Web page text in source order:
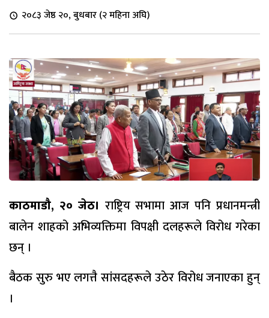
२०८३ जेष्ठ २०, बुधबार (२ महिना अघि)
काठमाडौ, २० जेठ। राष्ट्रिय सभामा आज पनि प्रधानमन्त्री
बालेन शाहको अभिव्यक्तिमा विपक्षी दलहरूले विरोध गरेका
छन् ।
बैठक सुरु भए लगत्तै सांसदहरूले उठेर विरोध जनाएका हुन्
।